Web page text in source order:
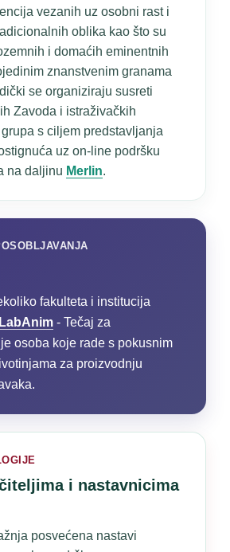
vezanih uz osobni rast i
oblika kao što su
i domaćih eminentnih
znanstvenim granama
se organiziraju susreti
Zavoda i istraživačkih
s ciljem predstavljanja
uz on-line podršku
na daljinu Merlin.
fakulteta i institucija
LabAnim - Tečaj za
osoba koje rade s pokusnim
za proizvodnju
i nastavnicima
posvećena nastavi